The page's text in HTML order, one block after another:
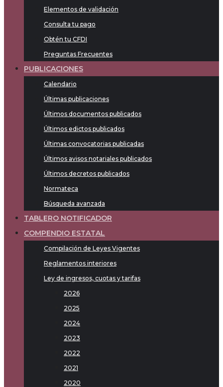
Elementos de validación
Consulta tu pago
Obtén tu CFDI
Preguntas Frecuentes
PUBLICACIONES
Calendario
Últimas publicaciones
Últimos documentos publicados
Últimos edictos publicados
Últimas convocatorias publicadas
Últimos avisos notariales publicados
Últimos decretos publicados
Normateca
Búsqueda avanzada
TABLERO NOTIFICADOR
COMPENDIO ESTATAL
Compilación de Leyes Vigentes
Reglamentos interiores
Ley de ingresos, cuotas y tarifas
2026
2025
2024
2023
2022
2021
2020